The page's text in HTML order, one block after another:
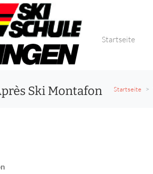
Startseite
Ski Montafon Startseite